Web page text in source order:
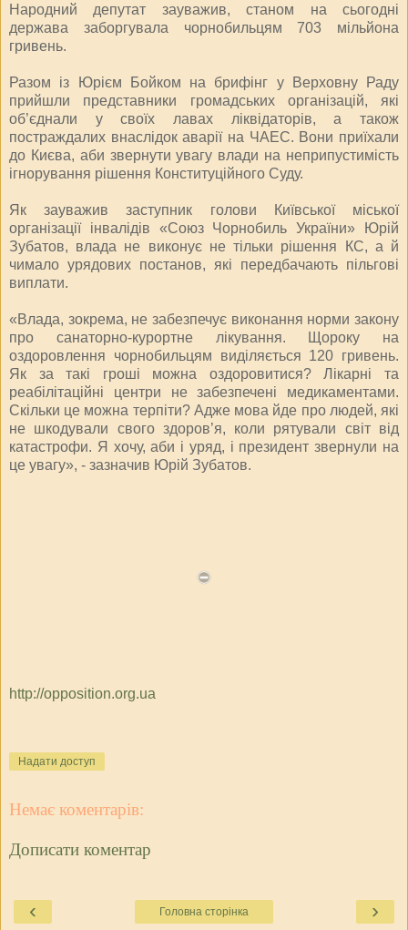
Народний депутат зауважив, станом на сьогодні
держава заборгувала чорнобильцям 703 мільйона
гривень.
Разом із Юрієм Бойком на брифінг у Верховну Раду
прийшли представники громадських організацій, які
об’єднали у своїх лавах ліквідаторів, а також
постраждалих внаслідок аварії на ЧАЕС. Вони приїхали
до Києва, аби звернути увагу влади на неприпустимість
ігнорування рішення Конституційного Суду.
Як зауважив заступник голови Київської міської
організації інвалідів «Союз Чорнобиль України» Юрій
Зубатов, влада не виконує не тільки рішення КС, а й
чимало урядових постанов, які передбачають пільгові
виплати.
«Влада, зокрема, не забезпечує виконання норми закону
про санаторно-курортне лікування. Щороку на
оздоровлення чорнобильцям виділяється 120 гривень.
Як за такі гроші можна оздоровитися? Лікарні та
реабілітаційні центри не забезпечені медикаментами.
Скільки це можна терпіти? Адже мова йде про людей, які
не шкодували свого здоров’я, коли рятували світ від
катастрофи. Я хочу, аби і уряд, і президент звернули на
це увагу», - зазначив Юрій Зубатов.
http://opposition.org.ua
Надати доступ
Немає коментарів:
Дописати коментар
‹ ›
Головна сторінка